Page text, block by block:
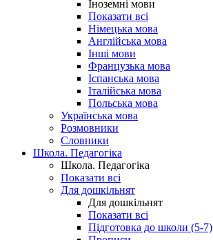
Іноземні мови
Показати всі
Німецька мова
Англійська мова
Інші мови
Французька мова
Іспанська мова
Італійська мова
Польська мова
Українська мова
Розмовники
Словники
Школа. Педагогіка
Школа. Педагогіка
Показати всі
Для дошкільнят
Для дошкільнят
Показати всі
Підготовка до школи (5-7)